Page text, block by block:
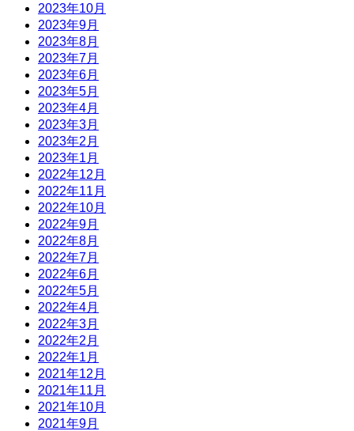
2023年10月
2023年9月
2023年8月
2023年7月
2023年6月
2023年5月
2023年4月
2023年3月
2023年2月
2023年1月
2022年12月
2022年11月
2022年10月
2022年9月
2022年8月
2022年7月
2022年6月
2022年5月
2022年4月
2022年3月
2022年2月
2022年1月
2021年12月
2021年11月
2021年10月
2021年9月